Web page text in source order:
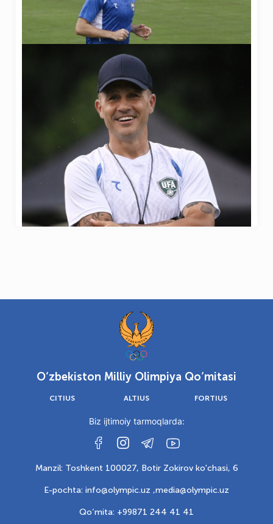
21 Iyun 2026
O‘zbekiston Milliy Olimpiya Qo‘mitasi
CITIUS ALTIUS FORTIUS
Biz ijtimoiy tarmoqlarda:
Manzil: Toshkent 100027, Botir Zokirov ko'chasi, 6
E-pochta: info@olympic.uz ,media@olympic.uz
Qo‘mita: +99871 244 41 41